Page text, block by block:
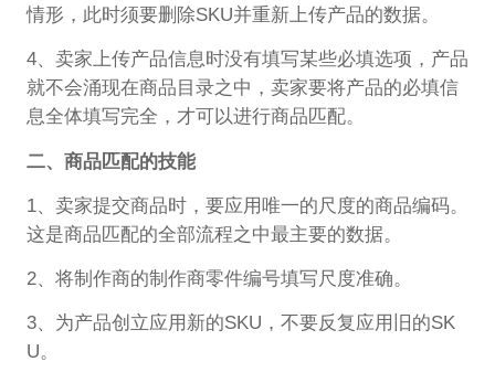
情形，此时须要删除SKU并重新上传产品的数据。
4、卖家上传产品信息时没有填写某些必填选项，产品
就不会涌现在商品目录之中，卖家要将产品的必填信
息全体填写完全，才可以进行商品匹配。
二、商品匹配的技能
1、卖家提交商品时，要应用唯一的尺度的商品编码。
这是商品匹配的全部流程之中最主要的数据。
2、将制作商的制作商零件编号填写尺度准确。
3、为产品创立应用新的SKU，不要反复应用旧的SK
U。